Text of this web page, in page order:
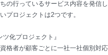
の行っているサービス内容を発信
プロジェクトは2つです。
化プロジェクト』
格者が顧客ごとに一社一社個別対